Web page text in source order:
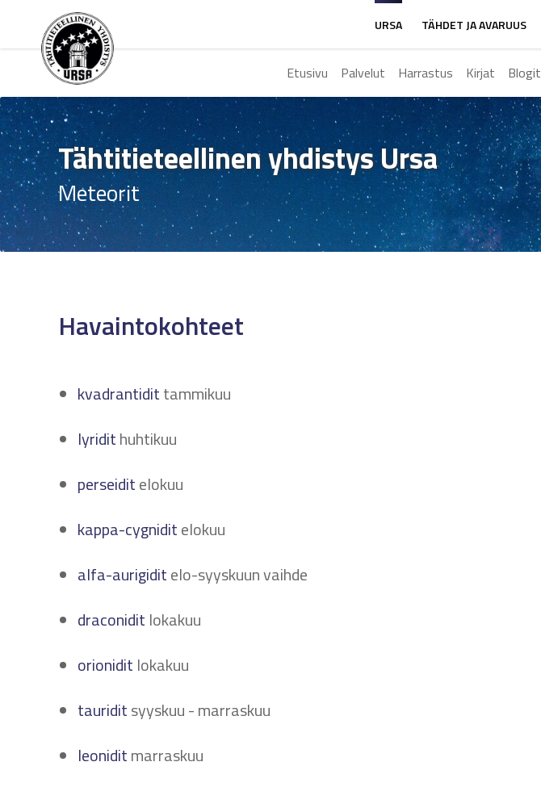
URSA TÄHDET JA AVARUUS
Etusivu Palvelut Harrastus Kirjat Blogit
Tähtitieteellinen yhdistys Ursa
Meteorit
Havaintokohteet
kvadrantidittammikuu
lyridithuhtikuu
perseiditelokuu
kappa-cygniditelokuu
alfa-aurigiditelo-syyskuun vaihde
draconidit lokakuu
orionidit lokakuu
tauriditsyyskuu - marraskuu
leoniditmarraskuu